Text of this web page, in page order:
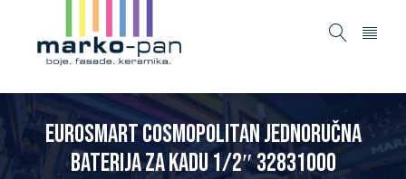
Eurosmart Cosmopolitan Jednoručna
baterija za kadu 1/2″ 32831000